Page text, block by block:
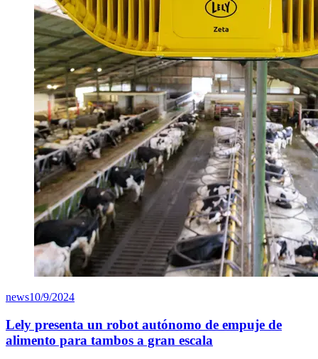
news10/9/2024
Lely presenta un robot autónomo de empuje de
alimento para tambos a gran escala